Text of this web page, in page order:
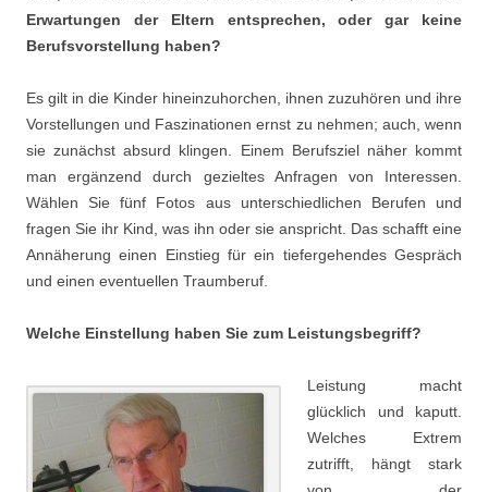
Erwartungen der Eltern entsprechen, oder gar keine
Berufsvorstellung haben?
Es gilt in die Kinder hineinzuhorchen, ihnen zuzuhören und ihre
Vorstellungen und Faszinationen ernst zu nehmen; auch, wenn
sie zunächst absurd klingen. Einem Berufsziel näher kommt
man ergänzend durch gezieltes Anfragen von Interessen.
Wählen Sie fünf Fotos aus unterschiedlichen Berufen und
fragen Sie ihr Kind, was ihn oder sie anspricht. Das schafft eine
Annäherung einen Einstieg für ein tiefergehendes Gespräch
und einen eventuellen Traumberuf.
Welche Einstellung haben Sie zum Leistungsbegriff?
Leistung macht
glücklich und kaputt.
Welches Extrem
zutrifft, hängt stark